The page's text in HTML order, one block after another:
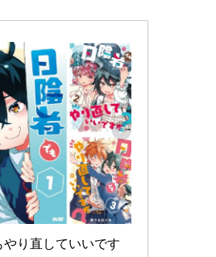
やり直していいです